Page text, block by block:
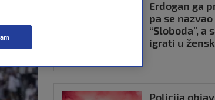
Erdogan ga
pa se nazvao
“Sloboda”, a
igrati u
Policija